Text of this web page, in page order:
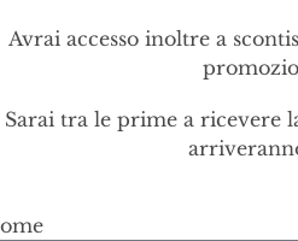
Avrai accesso inoltre a
Sarai tra le prime a ricevere